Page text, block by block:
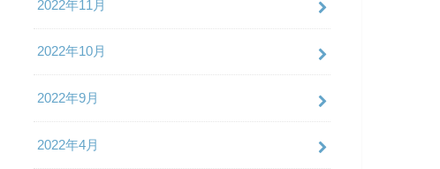
2022年11月
2022年10月
2022年9月
2022年4月